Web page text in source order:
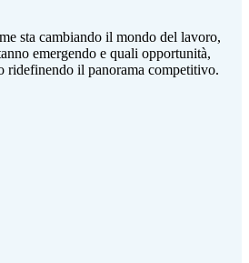
sta cambiando il mondo del lavoro,
emergendo e quali opportunità,
ridefinendo il panorama competitivo.